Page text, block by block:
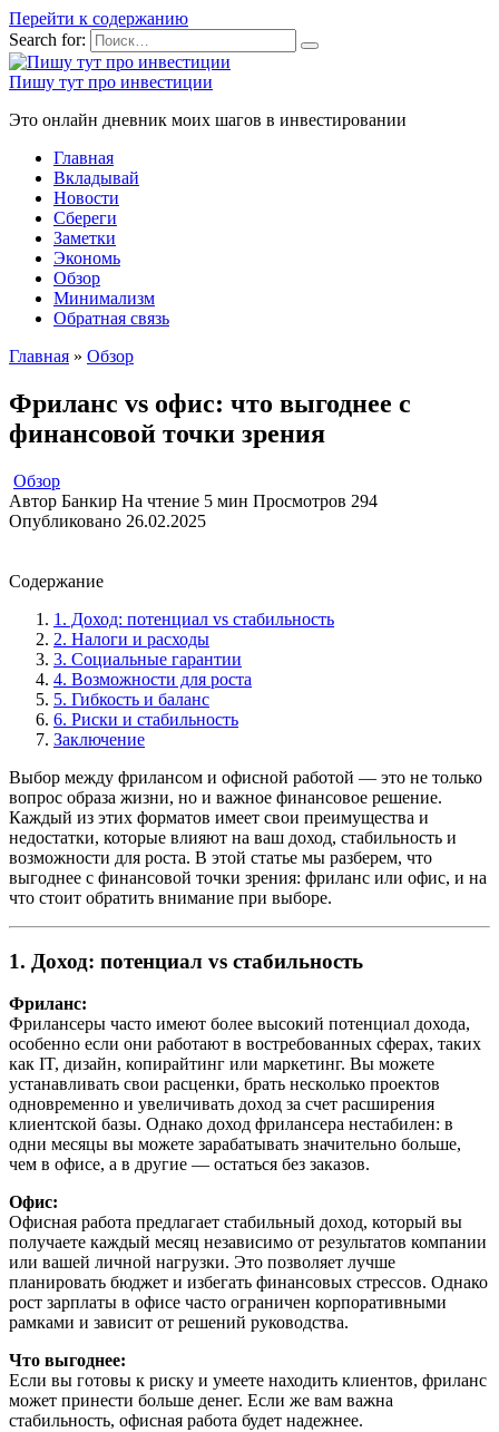
Перейти к содержанию
Search for:
Пишу тут про инвестиции
Это онлайн дневник моих шагов в инвестировании
Главная
Вкладывай
Новости
Сбереги
Заметки
Экономь
Обзор
Минимализм
Обратная связь
Главная » Обзор
Фриланс vs офис: что выгоднее с
финансовой точки зрения
Обзор
Автор Банкир На чтение 5 мин Просмотров 294
Опубликовано 26.02.2025
Содержание
1. Доход: потенциал vs стабильность
2. Налоги и расходы
3. Социальные гарантии
4. Возможности для роста
5. Гибкость и баланс
6. Риски и стабильность
Заключение
Выбор между фрилансом и офисной работой — это не только
вопрос образа жизни, но и важное финансовое решение.
Каждый из этих форматов имеет свои преимущества и
недостатки, которые влияют на ваш доход, стабильность и
возможности для роста. В этой статье мы разберем, что
выгоднее с финансовой точки зрения: фриланс или офис, и на
что стоит обратить внимание при выборе.
1. Доход: потенциал vs стабильность
Фриланс:
Фрилансеры часто имеют более высокий потенциал дохода,
особенно если они работают в востребованных сферах, таких
как IT, дизайн, копирайтинг или маркетинг. Вы можете
устанавливать свои расценки, брать несколько проектов
одновременно и увеличивать доход за счет расширения
клиентской базы. Однако доход фрилансера нестабилен: в
одни месяцы вы можете зарабатывать значительно больше,
чем в офисе, а в другие — остаться без заказов.
Офис:
Офисная работа предлагает стабильный доход, который вы
получаете каждый месяц независимо от результатов компании
или вашей личной нагрузки. Это позволяет лучше
планировать бюджет и избегать финансовых стрессов. Однако
рост зарплаты в офисе часто ограничен корпоративными
рамками и зависит от решений руководства.
Что выгоднее:
Если вы готовы к риску и умеете находить клиентов, фриланс
может принести больше денег. Если же вам важна
стабильность, офисная работа будет надежнее.